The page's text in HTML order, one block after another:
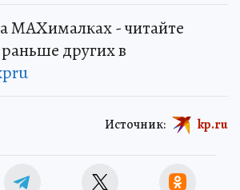
MAXималках - читайте
других в
Источник: kp.ru